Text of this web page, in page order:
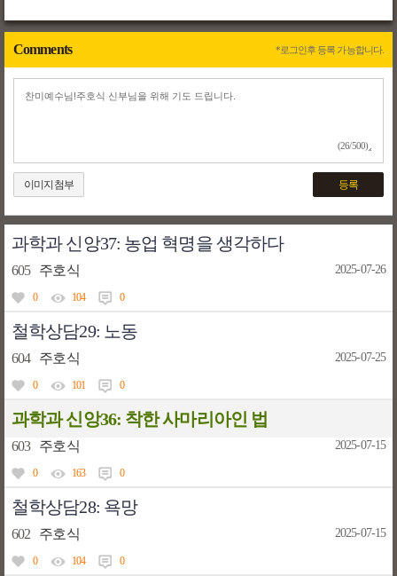
Comments *로그인후 등록 가능합니다.
(26/500)
이미지첨부 등록
과학과 신앙37: 농업 혁명을 생각하다
605 주호식 2025-07-26
0 104 0
철학상담29: 노동
604 주호식 2025-07-25
0 101 0
과학과 신앙36: 착한 사마리아인 법
603 주호식 2025-07-15
0 163 0
철학상담28: 욕망
602 주호식 2025-07-15
0 104 0